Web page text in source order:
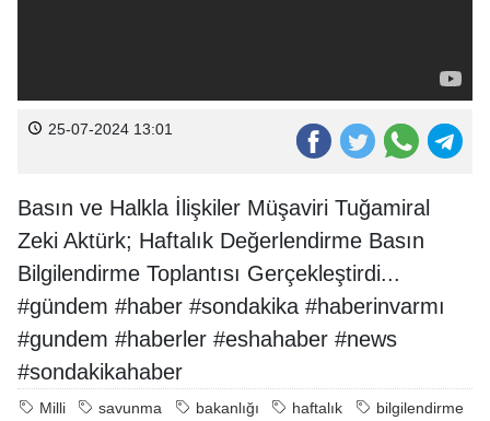
25-07-2024 13:01
Basın ve Halkla İlişkiler Müşaviri Tuğamiral
Zeki Aktürk; Haftalık Değerlendirme Basın
Bilgilendirme Toplantısı Gerçekleştirdi...
#gündem #haber #sondakika #haberinvarmı
#gundem #haberler #eshahaber #news
#sondakikahaber
Milli savunma bakanlığı haftalık
bilgilendirme